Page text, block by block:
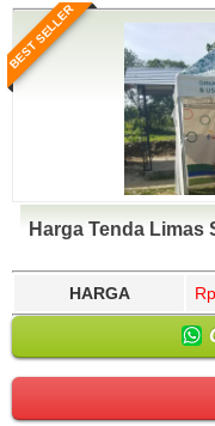
BEST SELLER
Harga Tenda Limas
HARGA Rp.